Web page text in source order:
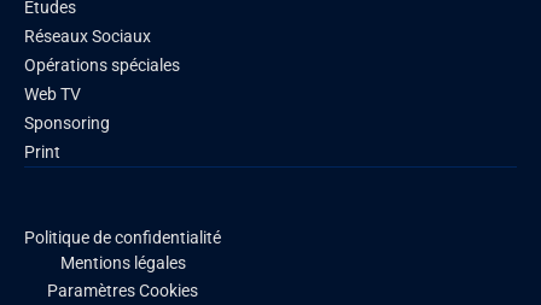
Études
Réseaux Sociaux
Opérations spéciales
Web TV
Sponsoring
Print
Politique de confidentialité
Mentions légales
Paramètres Cookies